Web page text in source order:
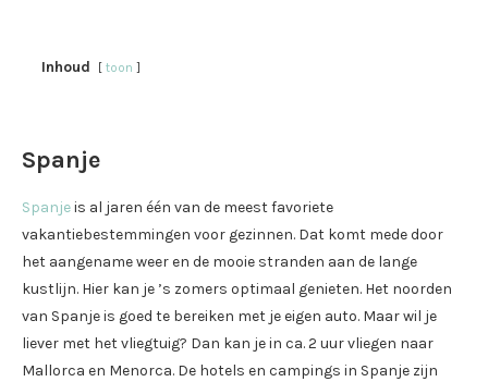
Inhoud toon
Spanje
Spanjeis al jaren één van de meest favoriete
vakantiebestemmingen voor gezinnen. Dat komt mede door
het aangename weer en de mooie stranden aan de lange
kustlijn. Hier kan je ’s zomers optimaal genieten. Het noorden
van Spanje is goed te bereiken met je eigen auto. Maar wil je
liever met het vliegtuig? Dan kan je in ca. 2 uur vliegen naar
Mallorca en Menorca. De hotels en campings in Spanje zijn